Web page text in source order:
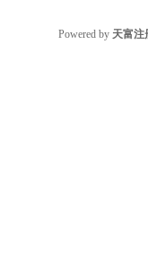
Powered by 天富注